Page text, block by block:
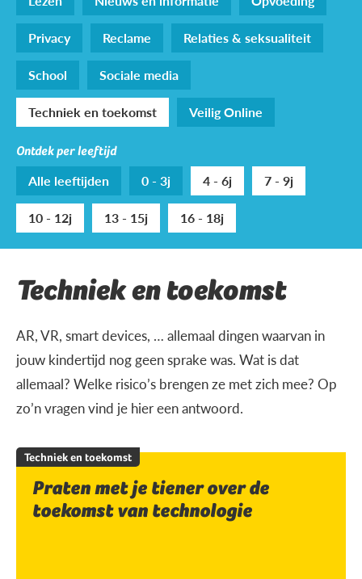
Privacy
Reclame
Relaties & seksualiteit
School
Sociale media
Techniek en toekomst
Veilig Online
Ontdek per leeftijd
Alle leeftijden 0 - 3j 4 - 6j
7 - 9j
10 - 12j
13 - 15j 16 - 18j
Techniek en toekomst
AR, VR, smart devices, … allemaal dingen waarvan in
jouw kindertijd nog geen sprake was. Wat is dat
allemaal? Welke risico’s brengen ze met zich mee? Op
zo’n vragen vind je hier een antwoord.
Techniek en toekomst
Praten met je tiener over de
toekomst van technologie